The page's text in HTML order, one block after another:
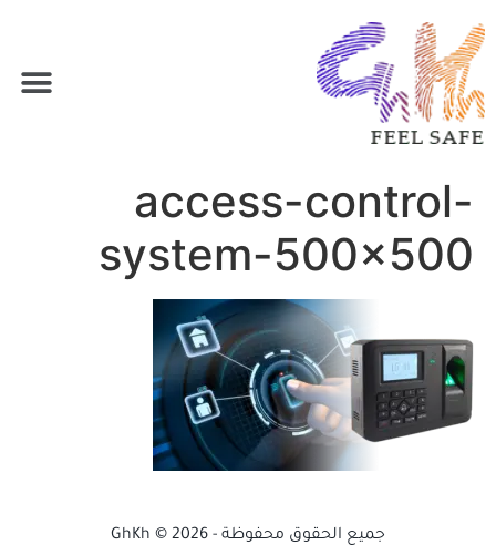
access-control-
system-500×500
جميع الحقوق محفوظة - GhKh © 2026